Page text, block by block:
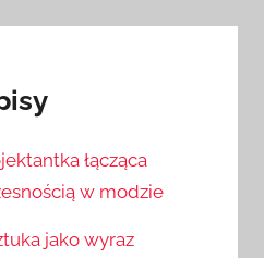
łącząca
w modzie
jako wyraz